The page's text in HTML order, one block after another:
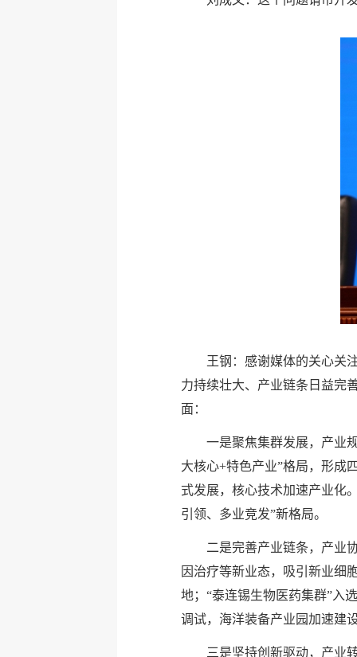
王钢：感谢媒体的关心关
力持续壮大、产业链条日益完
面：
一是聚焦集群发展，产业
大核心+特色产业”格局，形成
式发展，核心技术加速产业化
引领、多业竞发”新格局。
二是完善产业链条，产业
因治疗等新业态，吸引新业细
地；“泰连锡生物医药集群”入
调试，海洋装备产业园加速建
三是坚持创新驱动，产业